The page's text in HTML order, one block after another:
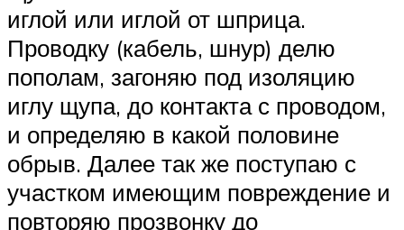
иглой или иглой от шприца.
Проводку (кабель, шнур) делю
пополам, загоняю под изоляцию
иглу щупа, до контакта с проводом,
и определяю в какой половине
обрыв. Далее так же поступаю с
участком имеющим повреждение и
повторяю прозвонку до